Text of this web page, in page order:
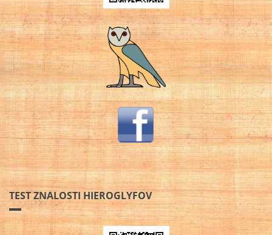
TEST ZNALOSTI HIEROGLYFOV